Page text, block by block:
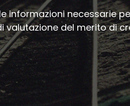
informazioni necessarie
valutazione del merito di